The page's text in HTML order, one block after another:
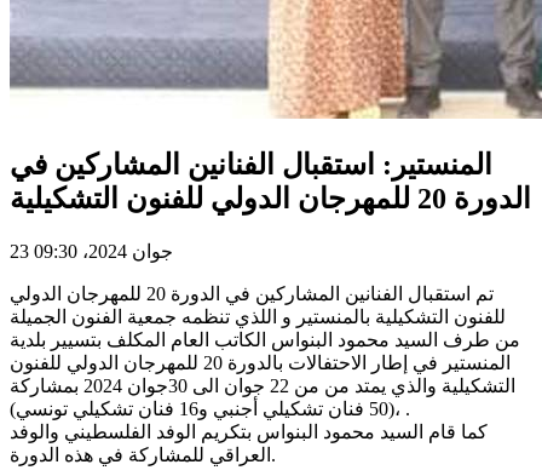
المنستير: استقبال الفنانين المشاركين في
الدورة 20 للمهرجان الدولي للفنون التشكيلية
23 جوان 2024، 09:30
تم استقبال الفنانين المشاركين في الدورة 20 للمهرجان الدولي
للفنون التشكيلية بالمنستير و اللذي تنظمه جمعية الفنون الجميلة
من طرف السيد محمود البنواس الكاتب العام المكلف بتسيير بلدية
المنستير في إطار الاحتفالات بالدورة 20 للمهرجان الدولي للفنون
التشكيلية والذي يمتد من من 22 جوان الى 30جوان 2024 بمشاركة
(50 فنان تشكيلي أجنبي و16 فنان تشكيلي تونسي)، .
كما قام السيد محمود البنواس بتكريم الوفد الفلسطيني والوفد
العراقي للمشاركة في هذه الدورة.